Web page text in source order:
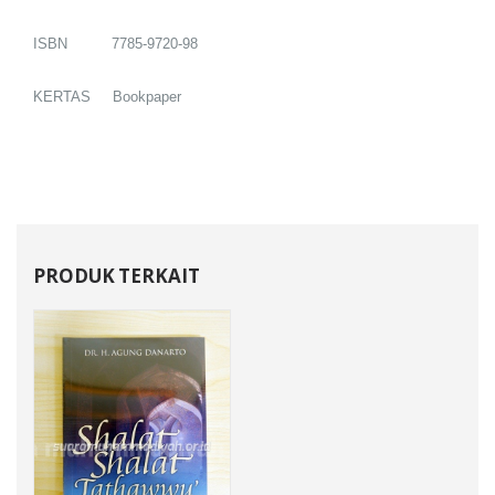
ISBN 7785-9720-98
KERTAS Bookpaper
PRODUK TERKAIT